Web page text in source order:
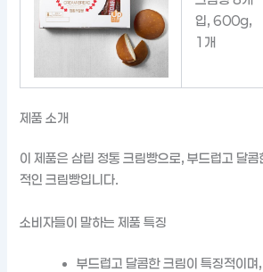
입, 600g,
1개
제품 소개
이 제품은 삼립 정통 크림빵으로, 부드럽고 달
적인 크림빵입니다.
소비자들이 말하는 제품 특징
부드럽고 달콤한 크림이 특징적이